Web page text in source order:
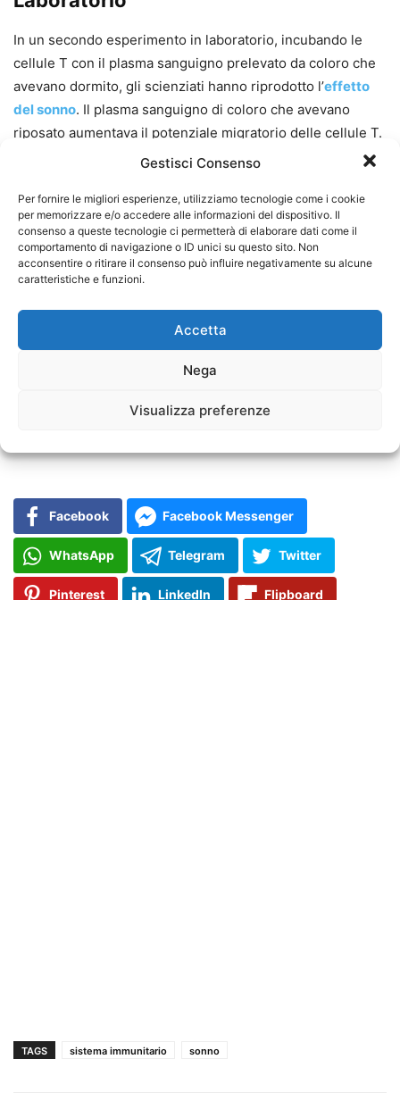
Gestisci Consenso
Per fornire le migliori esperienze, utilizziamo tecnologie come i cookie
per memorizzare e/o accedere alle informazioni del dispositivo. Il
consenso a queste tecnologie ci permetterà di elaborare dati come il
comportamento di navigazione o ID unici su questo sito. Non
acconsentire o ritirare il consenso può influire negativamente su alcune
caratteristiche e funzioni.
Accetta
Nega
Visualizza preferenze
In un secondo esperimento in laboratorio, incubando le
cellule T con il plasma sanguigno prelevato da coloro che
avevano dormito, gli scienziati hanno riprodotto l’effetto
del sonno. Il plasma sanguigno di coloro che avevano
riposato aumentava il potenziale migratorio delle cellule T.
Implicazioni per la Salute
Immunitaria
Questi risultati forniscono unanuova prospettiva sulla
relazione tra sonno e sistema immunitario
l’importanza di un sonno sano per una risposta immunitaria
robusta. L’articolo scientifico è stato pubblicato su
Behavior, and Immunity
, contribuendo alla comprensione
delle connessioni complesse tra riposo notturno e salute
Facebook Facebook Messenger
WhatsApp Telegram Twitter
Pinterest LinkedIn Flipboard
TAGS sistema immunitario sonno